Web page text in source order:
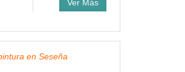
Ver Más
en Seseña